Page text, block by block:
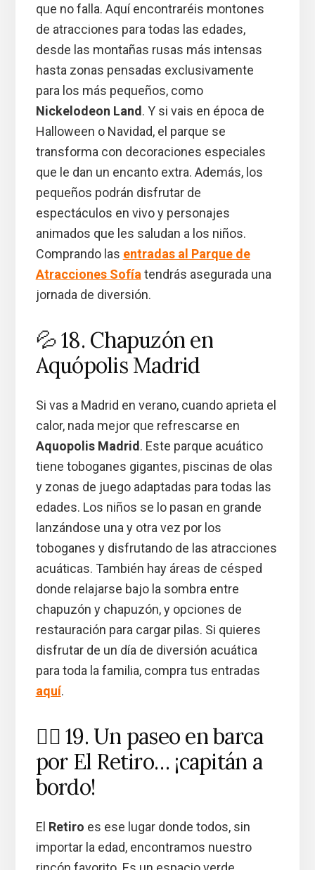
que no falla. Aquí encontraréis montones
de atracciones para todas las edades,
desde las montañas rusas más intensas
hasta zonas pensadas exclusivamente
para los más pequeños, como
Nickelodeon Land. Y si vais en época de
Halloween o Navidad, el parque se
transforma con decoraciones especiales
que le dan un encanto extra. Además, los
pequeños podrán disfrutar de
espectáculos en vivo y personajes
animados que les saludan a los niños.
Comprando las entradas al Parque de
Atracciones Sofía tendrás asegurada una
jornada de diversión.
💦 18. Chapuzón en
Aquópolis Madrid
Si vas a Madrid en verano, cuando aprieta el
calor, nada mejor que refrescarse en
Aquopolis Madrid. Este parque acuático
tiene toboganes gigantes, piscinas de olas
y zonas de juego adaptadas para todas las
edades. Los niños se lo pasan en grande
lanzándose una y otra vez por los
toboganes y disfrutando de las atracciones
acuáticas. También hay áreas de césped
donde relajarse bajo la sombra entre
chapuzón y chapuzón, y opciones de
restauración para cargar pilas. Si quieres
disfrutar de un día de diversión acuática
para toda la familia, compra tus entradas
aquí.
🚣‍♂️ 19. Un paseo en barca
por El Retiro… ¡capitán a
bordo!
El Retiro es ese lugar donde todos, sin
importar la edad, encontramos nuestro